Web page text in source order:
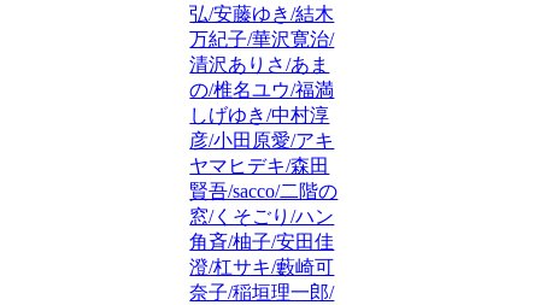
弘/安藤ゆき/結木
万紀子/華沢寛治/
清沢ありさ/あま
の/椎名ユウ/福満
しげゆき/中村淳
彦/小田原愛/アキ
ヤマヒデキ/森田
賢吾/sacco/二階の
窓/くそごり/ハン
角斉/柚子/安田佳
澄/杠サキ/藪崎可
奈子/稲垣理一郎/